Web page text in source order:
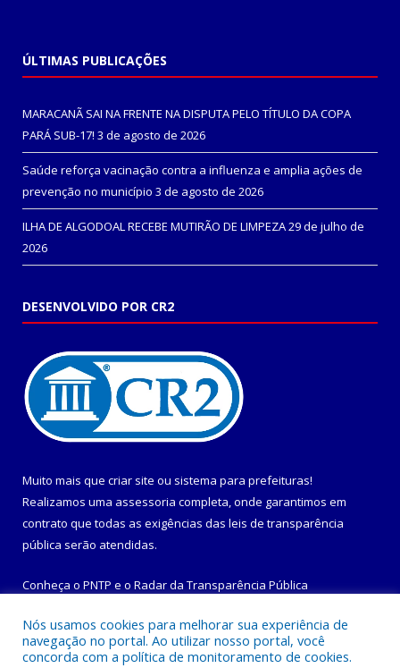
ÚLTIMAS PUBLICAÇÕES
MARACANÃ SAI NA FRENTE NA DISPUTA PELO TÍTULO DA COPA
PARÁ SUB-17! 3 de agosto de 2026
Saúde reforça vacinação contra a influenza e amplia ações de
prevenção no município 3 de agosto de 2026
ILHA DE ALGODOAL RECEBE MUTIRÃO DE LIMPEZA29 de julho de
2026
DESENVOLVIDO POR CR2
Muito mais que criar site ou sistema para prefeituras!
Realizamos uma assessoria completa, onde garantimos em
contrato que todas as exigências das leis de transparência
pública serão atendidas.
Conheça o PNTP e o Radar da Transparência Pública
Nós usamos cookies para melhorar sua experiência de
navegação no portal. Ao utilizar nosso portal, você
concorda com a política de monitoramento de cookies.